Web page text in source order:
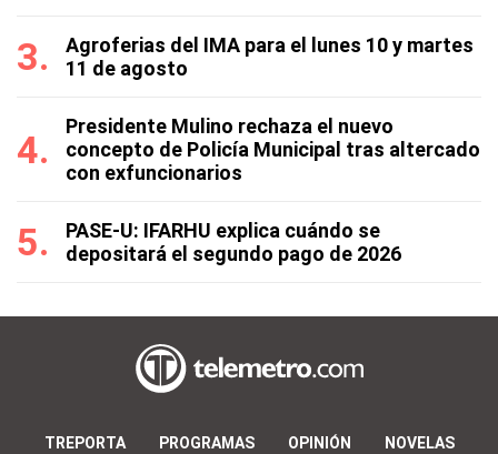
Agroferias del IMA para el lunes 10 y martes
11 de agosto
Presidente Mulino rechaza el nuevo
concepto de Policía Municipal tras altercado
con exfuncionarios
PASE-U: IFARHU explica cuándo se
depositará el segundo pago de 2026
TREPORTA PROGRAMAS OPINIÓN NOVELAS